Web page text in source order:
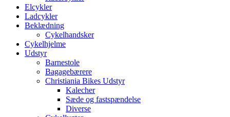
Elcykler
Ladcykler
Beklædning
Cykelhandsker
Cykelhjelme
Udstyr
Barnestole
Bagagebærere
Christiania Bikes Udstyr
Kalecher
Sæde og fastspændelse
Diverse